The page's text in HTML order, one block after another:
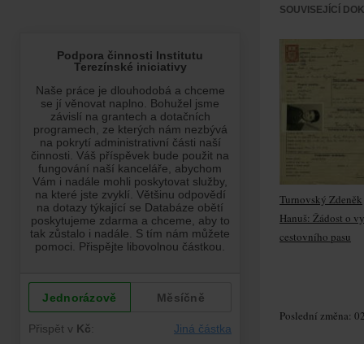
SOUVISEJÍCÍ
Turnovský Zdeněk
Hanuš: Žádost o
cestovního pasu
Poslední změna: